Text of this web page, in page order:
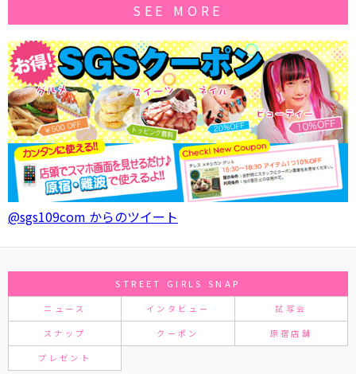
SEE MORE
@sgs109com からのツイート
STREET GIRLS SNAP
ニュース インタビュー 試写会
スナップ クーポン 原宿店舗
プレゼント